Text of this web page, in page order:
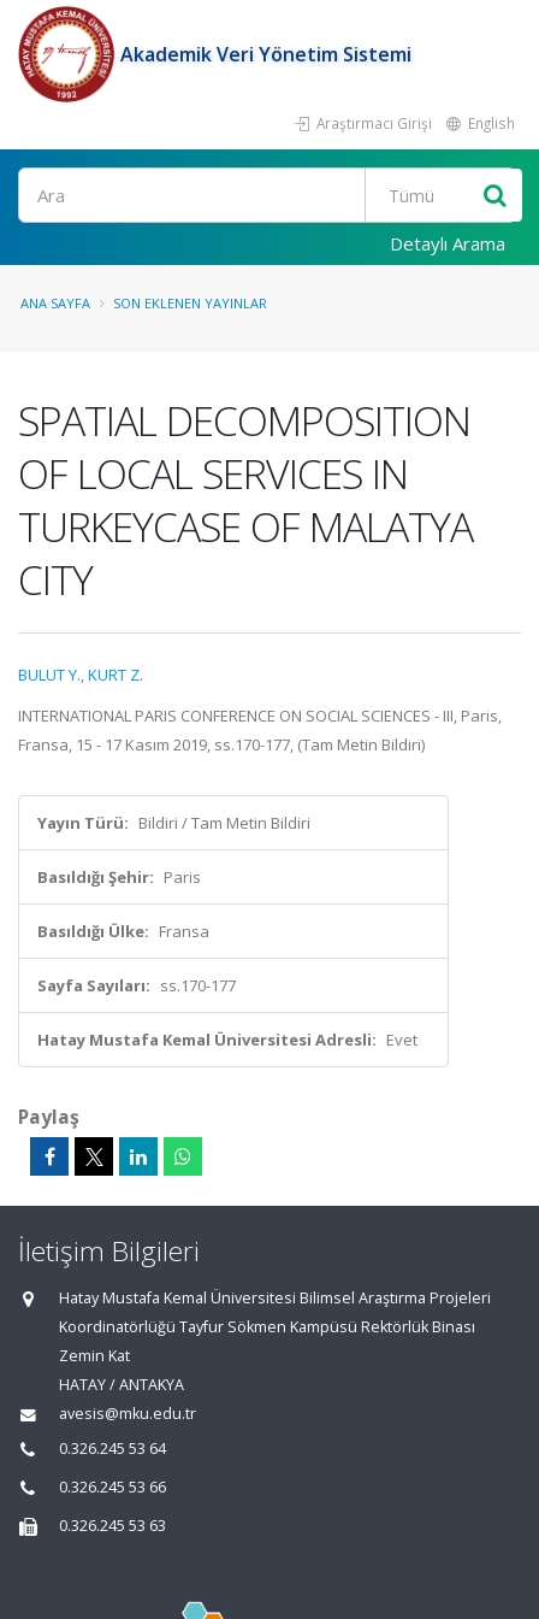
Akademik Veri Yönetim Sistemi
Araştırmacı Girişi English
Ara
Detaylı Arama
ANA SAYFA SON EKLENEN YAYINLAR
SPATIAL DECOMPOSITION
OF LOCAL SERVICES IN
TURKEYCASE OF MALATYA
CITY
BULUT Y.,KURT Z.
INTERNATIONAL PARIS CONFERENCE ON SOCIAL SCIENCES - III, Paris,
Fransa, 15 - 17 Kasım 2019, ss.170-177, (Tam Metin Bildiri)
Yayın Türü: Bildiri / Tam Metin Bildiri
Basıldığı Şehir: Paris
Basıldığı Ülke: Fransa
Sayfa Sayıları: ss.170-177
Hatay Mustafa Kemal Üniversitesi Adresli: Evet
Paylaş
İletişim Bilgileri
Hatay Mustafa Kemal Üniversitesi Bilimsel Araştırma Projeleri
Koordinatörlüğü Tayfur Sökmen Kampüsü Rektörlük Binası
Zemin Kat
HATAY / ANTAKYA
avesis@mku.edu.tr
0.326.245 53 64
0.326.245 53 66
0.326.245 53 63